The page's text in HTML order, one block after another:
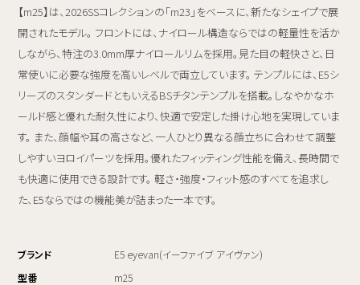
【m25】は、2026SSコレクションの「m23」をベースに、新たなシェイプで展
開されたモデル。 フロントには、ナイロール構造ならではの軽量性を活か
しながら、特注の3.0mm厚ナイロールリムを採用。見た目の軽快さと、日
常使いに必要な強度を高いレベルで両立しています。 テンプルには、E5シ
リーズのスタンダードともいえるBSチタンテンプルを搭載。しなやかなホ
ールド感と優れた耐久性により、快適で安定した掛け心地を実現していま
す。 また、顔幅や耳の高さなど、一人ひとり異なる顔立ちに合わせて調整
しやすいヨロイパーツを採用。優れたフィッティング性能を備え、長時間で
も快適に使用できる設計です。 軽さ・強度・フィット感のすべてを追求し
た、E5ならではの機能美が詰まった一本です。
ブランド
E5 eyevan(イーファイブ アイヴァン)
型番
m25